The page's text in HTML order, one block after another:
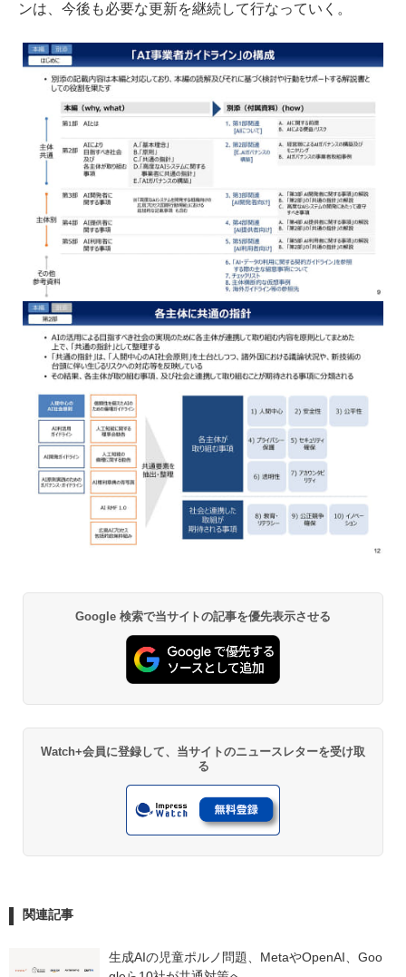
ンは、今後も必要な更新を継続して行なっていく。
Google 検索で当サイトの記事を優先表示させる
Watch+会員に登録して、当サイトのニュースレターを受け取
る
関連記事
生成AIの児童ポルノ問題、MetaやOpenAI、Goo